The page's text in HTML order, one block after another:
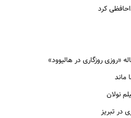
کرد
«روزی روزگاری در هالیوود»
نولان
در تبریز